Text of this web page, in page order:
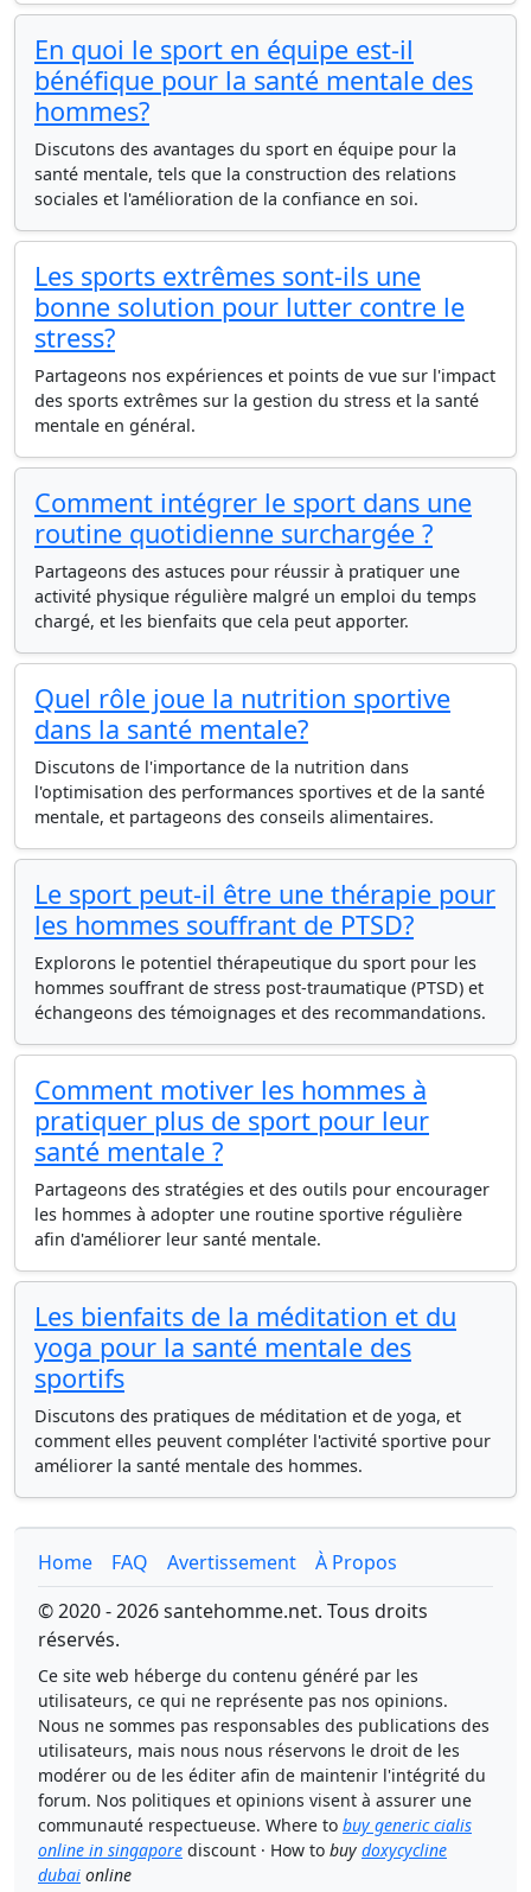
En quoi le sport en équipe est-il
bénéfique pour la santé mentale des
hommes?
Discutons des avantages du sport en équipe pour la
santé mentale, tels que la construction des relations
sociales et l'amélioration de la confiance en soi.
Les sports extrêmes sont-ils une
bonne solution pour lutter contre le
stress?
Partageons nos expériences et points de vue sur l'impact
des sports extrêmes sur la gestion du stress et la santé
mentale en général.
Comment intégrer le sport dans une
routine quotidienne surchargée ?
Partageons des astuces pour réussir à pratiquer une
activité physique régulière malgré un emploi du temps
chargé, et les bienfaits que cela peut apporter.
Quel rôle joue la nutrition sportive
dans la santé mentale?
Discutons de l'importance de la nutrition dans
l'optimisation des performances sportives et de la santé
mentale, et partageons des conseils alimentaires.
Le sport peut-il être une thérapie pour
les hommes souffrant de PTSD?
Explorons le potentiel thérapeutique du sport pour les
hommes souffrant de stress post-traumatique (PTSD) et
échangeons des témoignages et des recommandations.
Comment motiver les hommes à
pratiquer plus de sport pour leur
santé mentale ?
Partageons des stratégies et des outils pour encourager
les hommes à adopter une routine sportive régulière
afin d'améliorer leur santé mentale.
Les bienfaits de la méditation et du
yoga pour la santé mentale des
sportifs
Discutons des pratiques de méditation et de yoga, et
comment elles peuvent compléter l'activité sportive pour
améliorer la santé mentale des hommes.
Home FAQ Avertissement
À Propos
© 2020 - 2026 santehomme.net. Tous droits
réservés.
Ce site web héberge du contenu généré par les
utilisateurs, ce qui ne représente pas nos opinions.
Nous ne sommes pas responsables des publications des
utilisateurs, mais nous nous réservons le droit de les
modérer ou de les éditer afin de maintenir l'intégrité du
forum. Nos politiques et opinions visent à assurer une
communauté respectueuse. Where to buy generic cialis
online in singapore discount · How to buy doxycycline
dubai online